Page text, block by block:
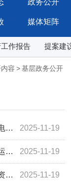
政务公开
媒体矩阵
作报告 提案建
容 >基层政务公开
2025-11-19
2025-11-19
2025-11-19